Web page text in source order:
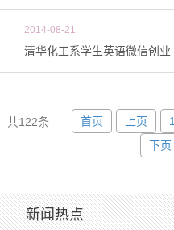
2014-08-21
清华化工系学生英语微信创业
共122条 首页 上页 1
下页
新闻热点